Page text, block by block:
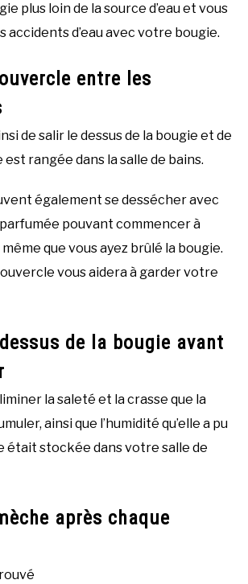
plus loin de la source d’eau et vous
accidents d’eau avec votre bougie.
entre les
de salir le dessus de la bougie et de
est rangée dans la salle de bains.
également se dessécher avec
parfumée pouvant commencer à
que vous ayez brûlé la bougie.
vous aidera à garder votre
de la bougie avant
la saleté et la crasse que la
ainsi que l’humidité qu’elle a pu
était stockée dans votre salle de
après chaque